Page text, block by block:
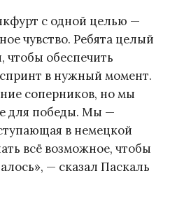
с одной целью —
чувство. Ребята целый
чтобы обеспечить
в нужный момент.
соперников, но мы
для победы. Мы —
в немецкой
всё возможное, чтобы
— сказал Паскаль